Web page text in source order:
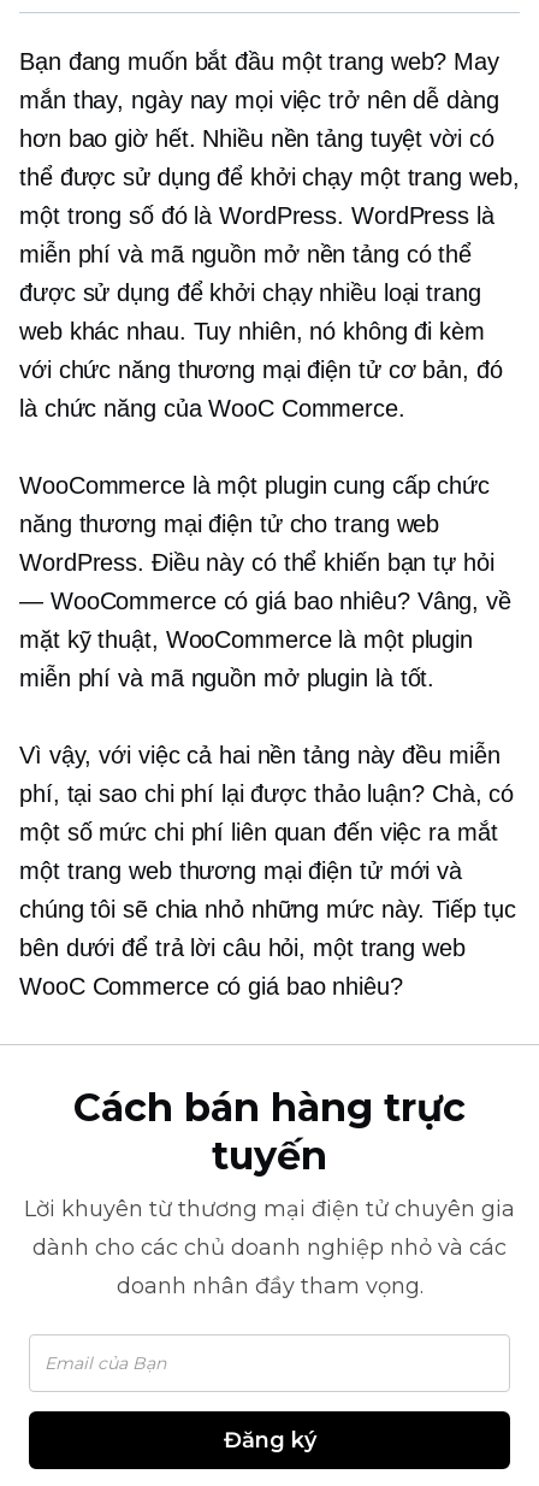
Bạn đang muốn bắt đầu một trang web? May
mắn thay, ngày nay mọi việc trở nên dễ dàng
hơn bao giờ hết. Nhiều nền tảng tuyệt vời có
thể được sử dụng để khởi chạy một trang web,
một trong số đó là WordPress. WordPress là
miễn phí và mã nguồn mởnền tảng có thể
được sử dụng để khởi chạy nhiều loại trang
web khác nhau. Tuy nhiên, nó không đi kèm
với chức năng thương mại điện tử cơ bản, đó
là chức năng của WooC Commerce.
WooCommerce là một plugin cung cấp chức
năng thương mại điện tử cho trang web
WordPress. Điều này có thể khiến bạn tự hỏi
— WooCommerce có giá bao nhiêu? Vâng, về
mặt kỹ thuật, WooCommerce là một plugin
miễn phí và mã nguồn mởplugin là tốt.
Vì vậy, với việc cả hai nền tảng này đều miễn
phí, tại sao chi phí lại được thảo luận? Chà, có
một số mức chi phí liên quan đến việc ra mắt
một trang web thương mại điện tử mới và
chúng tôi sẽ chia nhỏ những mức này. Tiếp tục
bên dưới để trả lời câu hỏi, một trang web
WooC Commerce có giá bao nhiêu?
Cách bán hàng trực
tuyến
Lời khuyên từ thương mại điện tử chuyên gia
dành cho các chủ doanh nghiệp nhỏ và các
doanh nhân đầy tham vọng.
Đăng ký